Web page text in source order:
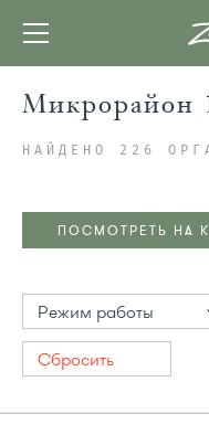
Микрорайон
НАЙДЕНО 226
ПОСМОТРЕТЬ НА
Режим работы
Сбросить